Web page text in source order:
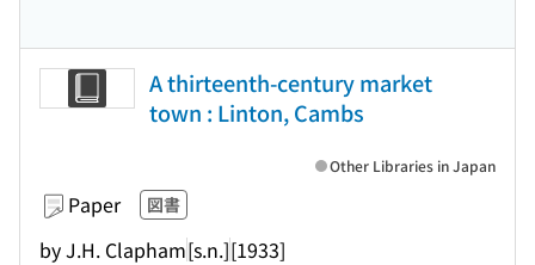
A thirteenth-century market
town : Linton, Cambs
Paper 図書
by J.H. Clapham[s.n.][1933]
Other Libraries in Japan